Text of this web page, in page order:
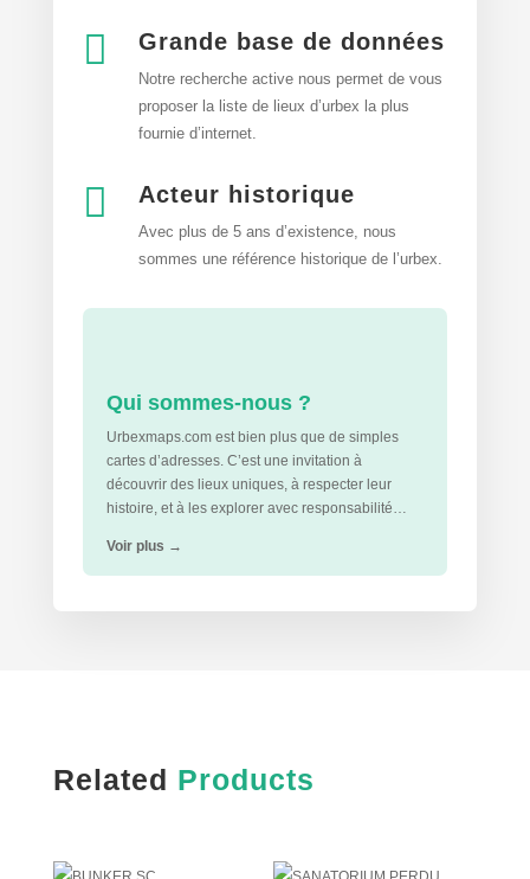
 Grande base de données
Notre recherche active nous permet de vous
proposer la liste de lieux d’urbex la plus
fournie d’internet.
 Acteur historique
Avec plus de 5 ans d’existence, nous
sommes une référence historique de l’urbex.
Qui sommes-nous ?
Urbexmaps.com est bien plus que de simples
cartes d’adresses. C’est une invitation à
découvrir des lieux uniques, à respecter leur
histoire, et à les explorer avec responsabilité…
Voir plus →
Related Products